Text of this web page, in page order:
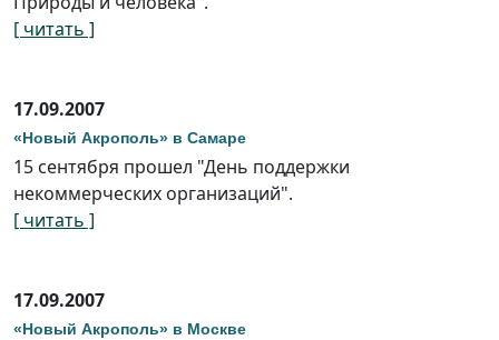
[ читать ]
17.09.2007
«Новый Акрополь» в Самаре
15 сентября прошел "День поддержки
некоммерческих организаций".
[ читать ]
17.09.2007
«Новый Акрополь» в Москве